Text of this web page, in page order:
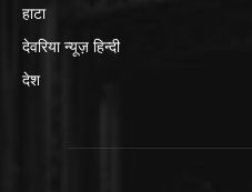
हाटा
देवरिया न्यूज़ हिन्दी
देश